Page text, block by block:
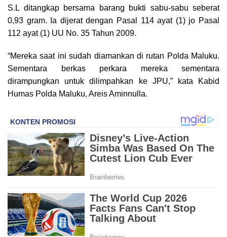
S.L ditangkap bersama barang bukti sabu-sabu seberat
0,93 gram. Ia dijerat dengan Pasal 114 ayat (1) jo Pasal
112 ayat (1) UU No. 35 Tahun 2009.
“Mereka saat ini sudah diamankan di rutan Polda Maluku.
Sementara berkas perkara mereka sementara
dirampungkan untuk dilimpahkan ke JPU,” kata Kabid
Humas Polda Maluku, Areis Aminnulla.